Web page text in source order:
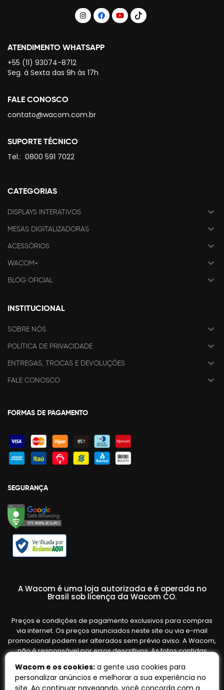
ATENDIMENTO WHATSAPP
+55 (11) 93074-8712
Seg. à Sexta das 9h às 17h
FALE CONOSCO
contato@wacom.com.br
SUPORTE TÉCNICO
Tel.: 0800 591 7022
CATEGORIAS
DISPLAYS INTERATIVOS
MESAS DIGITALIZADORAS
ACESSÓRIOS
WACOM+
BLOG OFICIAL
INSTITUCIONAL
SOBRE NÓS
POLÍTICA DE PRIVACIDADE
ENTREGAS, TROCAS E DEVOLUÇÕES
FALE CONOSCO
FORMAS DE PAGAMENTO
SEGURANÇA
A Wacom é uma loja autorizada e é operada no
Brasil sob licença da Wacom CO.
Preços e condições de pagamento exclusivos para compras
via internet. Os preços anunciados neste site ou via e-mail
promocional podem ser alterados sem prévio aviso. A Wacom,
não é responsável por erros descritivos. As fotos contidas
variar de acordo com o fornecedor/lote do fabricante. Ofertas
válidas até o término de nossos estoques. Vendas sujeitas à
Wacom e os cookies: a gente usa cookies para
personalizar anúncios e melhorar a sua experiência no
site. Ao continuar navegando, você concorda com a